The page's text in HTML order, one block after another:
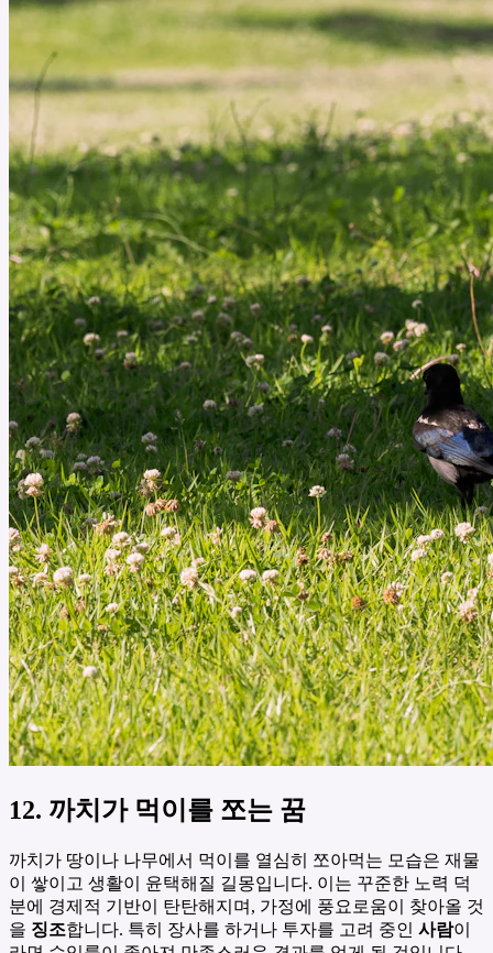
12. 까치가 먹이를 쪼는 꿈
까치가 땅이나 나무에서 먹이를 열심히 쪼아먹는 모습은 재물
이 쌓이고 생활이 윤택해질 길몽입니다. 이는 꾸준한 노력 덕
분에 경제적 기반이 탄탄해지며, 가정에 풍요로움이 찾아올 것
을 징조합니다. 특히 장사를 하거나 투자를 고려 중인 사람이